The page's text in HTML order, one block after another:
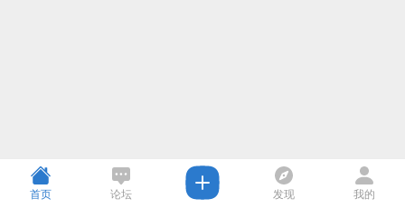
首页 论坛 发现 我的